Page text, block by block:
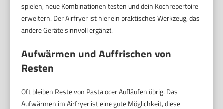
spielen, neue Kombinationen testen und dein Kochrepertoire
erweitern. Der Airfryer ist hier ein praktisches Werkzeug, das
andere Geräte sinnvoll ergänzt.
Aufwärmen und Auffrischen von
Resten
Oft bleiben Reste von Pasta oder Aufläufen übrig. Das
Aufwärmen im Airfryer ist eine gute Möglichkeit, diese